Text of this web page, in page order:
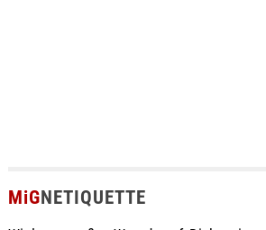
MiGNETIQUETTE